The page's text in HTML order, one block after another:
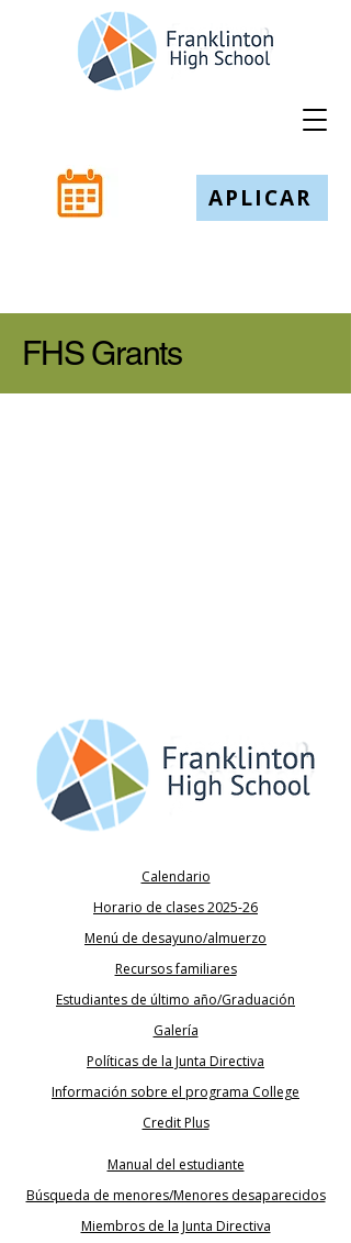
APLICAR
FHS Grants
Calendario
Horario de clases 2025-26
Menú de desayuno/almuerzo
Recursos familiares
Estudiantes de último año/Graduación
Galería
Políticas de la Junta Directiva
Información sobre el programa College
Credit Plus
Manual del estudiante
Búsqueda de menores/Menores desaparecidos
Miembros de la Junta Directiva